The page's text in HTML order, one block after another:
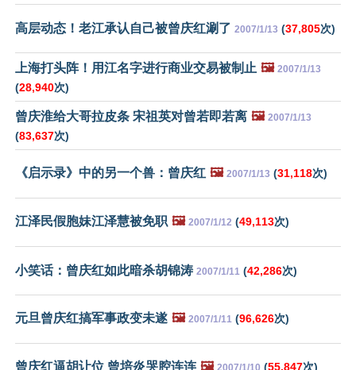
高层动态！老江承认自己被曾庆红涮了 2007/1/13 (37,805次)
上海打头阵！用江名字进行商业交易被制止 🖼️ 2007/1/13
(28,940次)
曾庆淮给大哥拉皮条 宋祖英对曾若即若离 🖼️ 2007/1/13
(83,637次)
《启示录》中的另一个兽：曾庆红 🖼️ 2007/1/13 (31,118次)
江泽民假胞妹江泽慧被免职 🖼️ 2007/1/12 (49,113次)
小笑话：曾庆红如此暗杀胡锦涛 2007/1/11 (42,286次)
元旦曾庆红搞军事政变未遂 🖼️ 2007/1/11 (96,626次)
曾庆红逼胡让位 曾培炎哭腔连连 🖼️ 2007/1/10 (55,847次)